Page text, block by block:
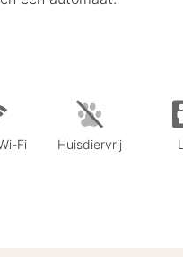
Fi Huisdiervrij